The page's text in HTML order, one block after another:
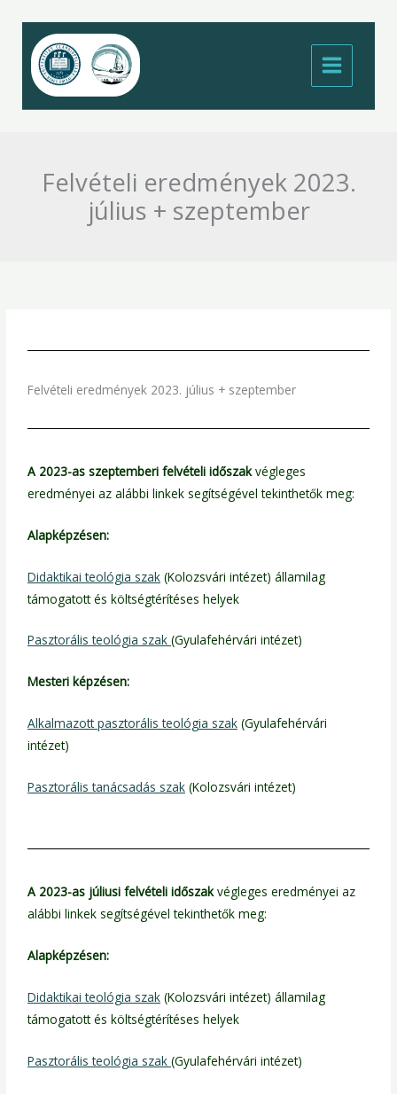
content
Felvételi eredmények 2023.
július + szeptember
Felvételi eredmények 2023. július + szeptember
A 2023-as szeptemberi felvételi időszakvégleges
eredményei az alábbi linkek segítségével tekinthetők meg:
Alapképzésen:
Didaktikai teológia szak (Kolozsvári intézet) államilag
támogatott és költségtérítéses helyek
Pasztorális teológia szak(Gyulafehérvári intézet)
Mesteri képzésen:
Alkalmazott pasztorális teológia szak (Gyulafehérvári
intézet)
Pasztorális tanácsadás szak (Kolozsvári intézet)
A 2023-as júliusi felvételi időszakvégleges eredményei az
alábbi linkek segítségével tekinthetők meg:
Alapképzésen:
Didaktikai teológia szak (Kolozsvári intézet) államilag
támogatott és költségtérítéses helyek
Pasztorális teológia szak(Gyulafehérvári intézet)